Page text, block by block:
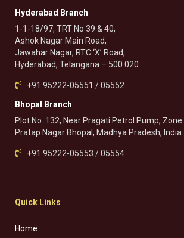
Hyderabad Branch
1-1-18/97, TRT No 39 & 40,
Ashok Nagar Main Road,
Jawahar Nagar, RTC ‘X’ Road,
Hyderabad, Telangana – 500 020.
+91 95222-05551 / 05552
Bhopal Branch
Plot No. 132, Near Pragati Petrol Pump,
Pratap Nagar Bhopal, Madhya Pradesh, India
+91 95222-05553 / 05554
Quick Links
Home